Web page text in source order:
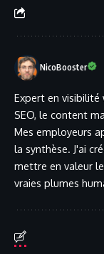
NicoBooster
Expert en visibilité
SEO, le content
Mes employeurs
la synthèse. J'ai
mettre en valeur
vraies plumes